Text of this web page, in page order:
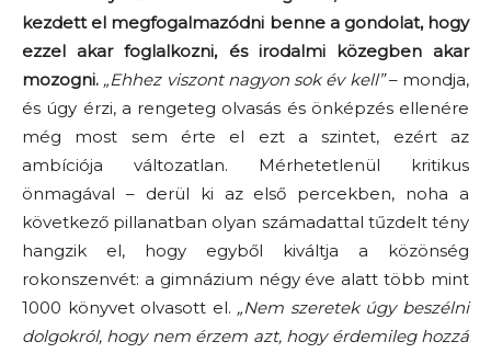
kezdett el megfogalmazódni benne a gondolat, hogy
ezzel akar foglalkozni, és irodalmi közegben akar
mozogni. „Ehhez viszont nagyon sok év kell”– mondja,
és úgy érzi, a rengeteg olvasás és önképzés ellenére
még most sem érte el ezt a szintet, ezért az
ambíciója változatlan. Mérhetetlenül kritikus
önmagával – derül ki az első percekben, noha a
következő pillanatban olyan számadattal tűzdelt tény
hangzik el, hogy egyből kiváltja a közönség
rokonszenvét: a gimnázium négy éve alatt több mint
1000 könyvet olvasott el. „Nem szeretek úgy beszélni
dolgokról, hogy nem érzem azt, hogy érdemileg hozzá